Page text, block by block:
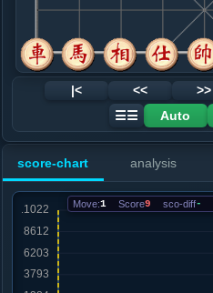
.....卒７进１
黑+15
黑+16
.....车８进８
红+0
12. 马八进七
红+0
红+2
13. 马六进七
红+0
.....卒３进１
红+70
15. 炮五退一
.....卒３进１
16. 相七进五
|< << >>
☰☰
Auto
score-chart analysis
Move:1 Score9 sco-diff-